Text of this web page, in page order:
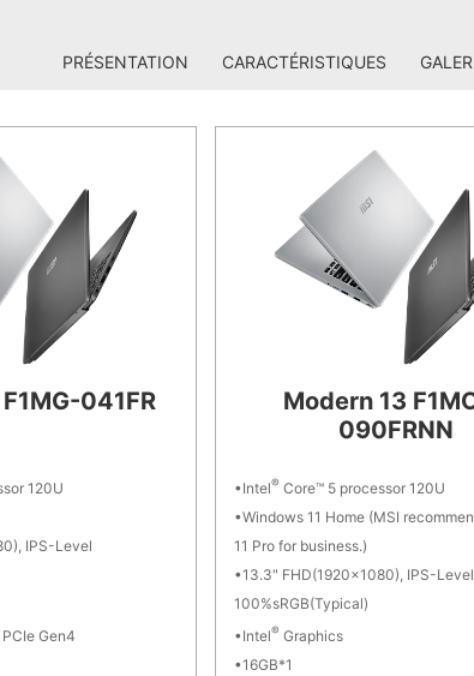
PRÉSENTATION CARACTÉRISTIQUES
041FR
120U
IPS-Level
Gen4
Modern 13
090FRNN
Intel® Core™ 5 processor 120U
Windows 11 Home (MSI
11 Pro for business.)
13.3" FHD(1920x1080), IPS-
100%sRGB(Typical)
Intel® Graphics
16GB*1